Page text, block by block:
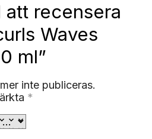
recensera
Waves
ml”
inte publiceras.
*